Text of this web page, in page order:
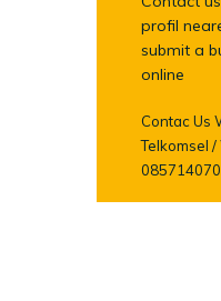
profil
submit a
online
Contac Us
Telkomsel /